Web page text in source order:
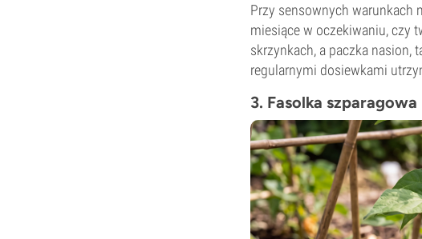
Przy sensownych warunkach
miesiące w oczekiwaniu, czy
skrzynkach, a paczka nasion,
regularnymi dosiewkami
3. Fasolka szparagowa